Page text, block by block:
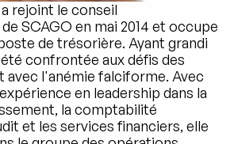
rejoint le conseil
SCAGO en mai 2014 et occupe
de trésorière. Ayant grandi
confrontée aux défis des
avec l'anémie falciforme. Avec
en leadership dans la
la comptabilité
et les services financiers, elle